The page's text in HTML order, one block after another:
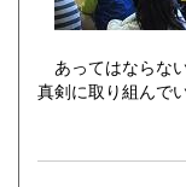
あってはならな
真剣に取り組んで